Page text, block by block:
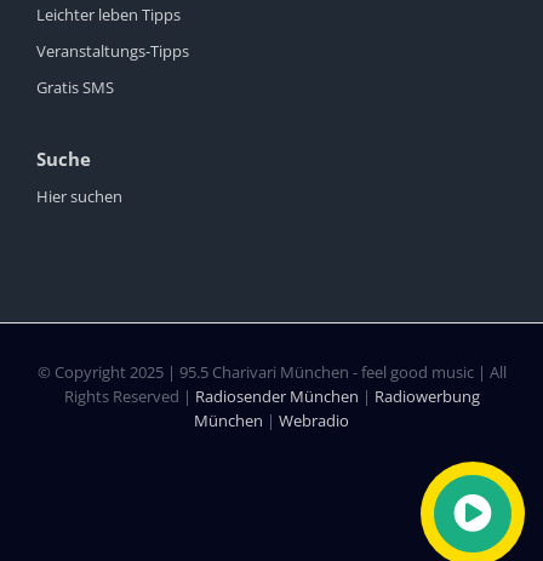
Leichter leben Tipps
Veranstaltungs-Tipps
Gratis SMS
Suche
Hier suchen
© Copyright 2025 | 95.5 Charivari München - feel good music | All
Rights Reserved | Radiosender München | Radiowerbung
München | Webradio